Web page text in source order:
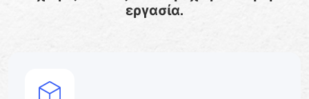
εργασία.